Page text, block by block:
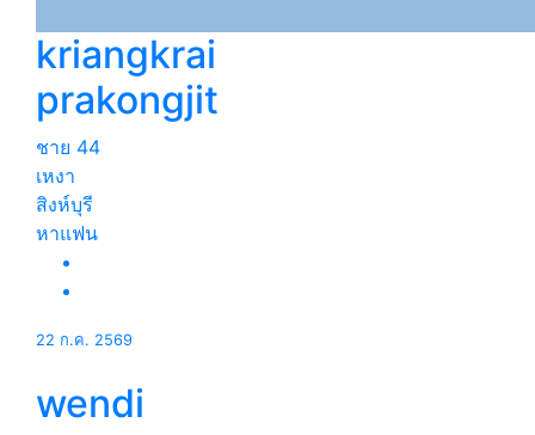
kriangkrai
prakongjit
ชาย 44
เหงา
สิงห์บุรี
หาแฟน
22 ก.ค. 2569
wendi